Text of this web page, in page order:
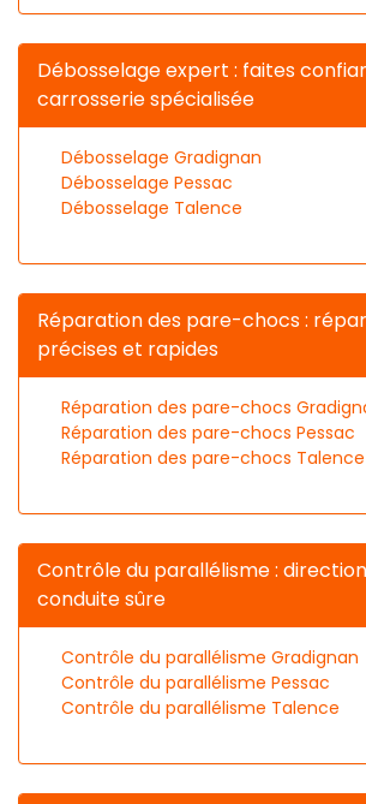
Débosselage expert : faites
carrosserie spécialisée
Débosselage Gradignan
Débosselage Pessac
Débosselage Talence
Réparation des pare-chocs :
précises et rapides
Réparation des pare-chocs
Réparation des pare-chocs Pessac
Réparation des pare-chocs Talence
Contrôle du parallélisme :
conduite sûre
Contrôle du parallélisme Gradignan
Contrôle du parallélisme Pessac
Contrôle du parallélisme Talence